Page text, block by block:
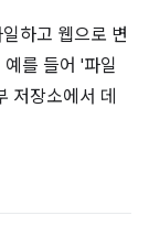
하고 웹으로 변
를 들어 '파일
저장소에서 데